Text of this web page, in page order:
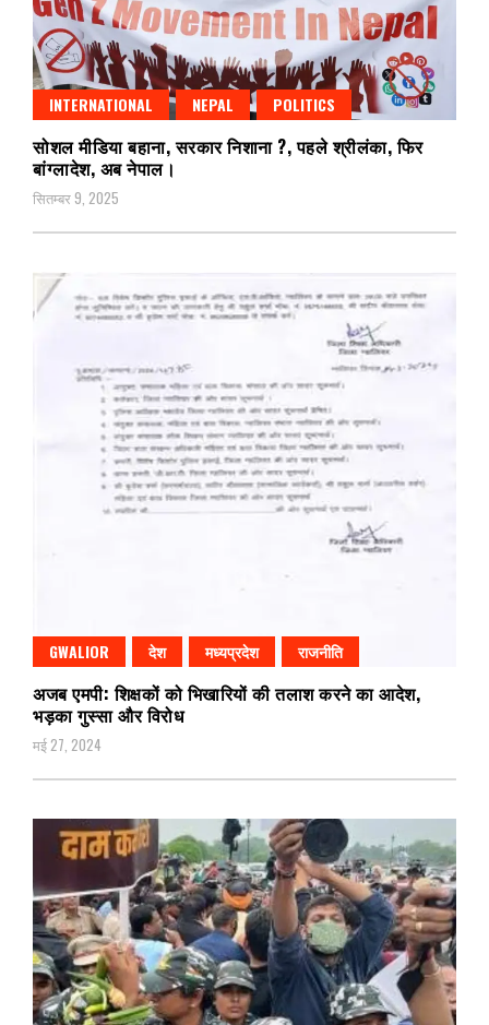
INTERNATIONAL NEPAL POLITICS
सोशल मीडिया बहाना, सरकार निशाना ?, पहले श्रीलंका, फिर
बांग्लादेश, अब नेपाल।
सितम्बर 9, 2025
GWALIOR देश मध्यप्रदेश राजनीति
अजब एमपी: शिक्षकों को भिखारियों की तलाश करने का आदेश,
भड़का गुस्सा और विरोध
मई 27, 2024